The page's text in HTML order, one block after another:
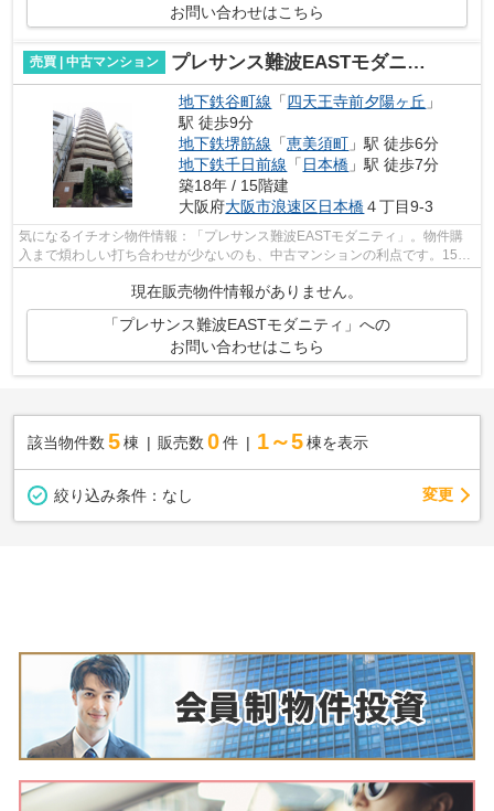
お問い合わせはこちら
売買 | 中古マンション プレサンス難波EASTモダニティ
地下鉄谷町線 「四天王寺前夕陽ヶ丘 」
駅 徒歩9分
地下鉄堺筋線 「恵美須町 」駅 徒歩6分
地下鉄千日前線 「 日本橋 」駅 徒歩7分
築18年 / 15階建
大阪府大阪市浪速区日本橋４丁目9-3
気になるイチオシ物件情報：「プレサンス難波EASTモダニティ」。物件購
入まで煩わしい打ち合わせが少ないのも、中古マンションの利点です。15階
現在販売物件情報がありません。
「プレサンス難波EASTモダニティ」への
お問い合わせはこちら
該当物件数 5棟 販売数 0 件 1～5 棟を表示
絞り込み条件： なし 変更